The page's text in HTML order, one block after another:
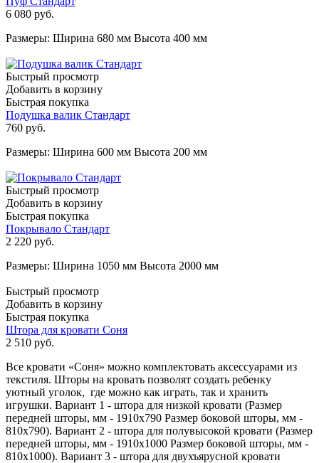
6 080 руб.
Размеры: Ширина 680 мм Высота 400 мм
Быстрый просмотр
Добавить в корзину
Быстрая покупка
Подушка валик Стандарт
760 руб.
Размеры: Ширина 600 мм Высота 200 мм
Быстрый просмотр
Добавить в корзину
Быстрая покупка
Покрывало Стандарт
2 220 руб.
Размеры: Ширина 1050 мм Высота 2000 мм
Быстрый просмотр
Добавить в корзину
Быстрая покупка
Штора для кровати Соня
2 510 руб.
Все кровати «Соня» можно комплектовать аксессуарами из
текстиля. Шторы на кровать позволят создать ребенку
уютный уголок, где можно как играть, так и хранить
игрушки. Вариант 1 - штора для низкой кровати (Размер
передней шторы, мм - 1910х790 Размер боковой шторы, мм -
810х790). Вариант 2 - штора для полувысокой кровати (Размер
передней шторы, мм - 1910х1000 Размер боковой шторы, мм -
810х1000). Вариант 3 - штора для двухъярусной кровати